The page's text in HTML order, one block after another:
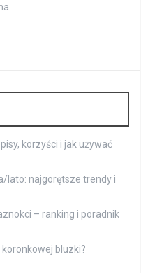
korzyści i jak używać
lato: najgorętsze trendy i
– ranking i poradnik
bluzki?